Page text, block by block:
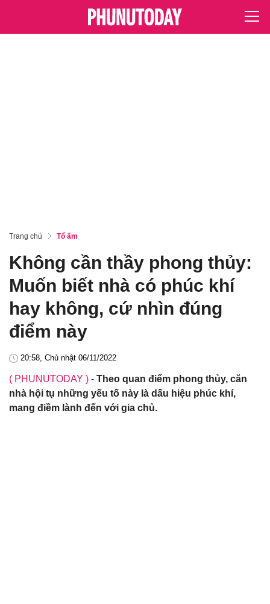
Trang chủ Tổ ấm
Không cần thầy phong thủy:
Muốn biết nhà có phúc khí
hay không, cứ nhìn đúng
điểm này
20:58, Chủ nhật 06/11/2022
( PHUNUTODAY ) - Theo quan điểm phong thủy, căn
nhà hội tụ những yếu tố này là dấu hiệu phúc khí,
mang điềm lành đến với gia chủ.